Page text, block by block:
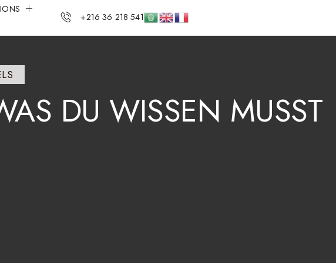
+216 36 218 541
DU WISSEN MUSST